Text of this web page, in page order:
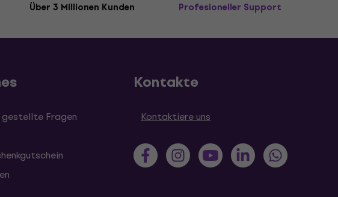
Über 3 Millionen Kunden Profesioneller Support
gestellte Fragen
Kontakte
Kontaktiere uns